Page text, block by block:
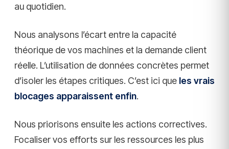
au quotidien.
Nous analysons l’écart entre la capacité
théorique de vos machines et la demande client
réelle. L’utilisation de données concrètes permet
d’isoler les étapes critiques. C’est ici que les vrais
blocages apparaissent enfin.
Nous priorisons ensuite les actions correctives.
Focaliser vos efforts sur les ressources les plus